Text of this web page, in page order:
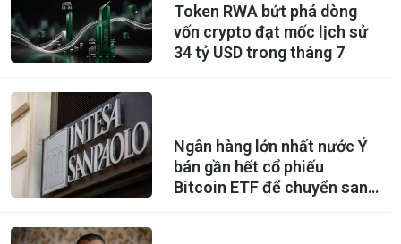
Token RWA bứt phá dòng
vốn crypto đạt mốc lịch sử
34 tỷ USD trong tháng 7
Ngân hàng lớn nhất nước Ý
bán gần hết cổ phiếu
Bitcoin ETF để chuyển sang